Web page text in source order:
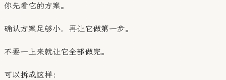
你先看它的方案。
确认方案足够小，再让它做第一步。
不要一上来就让它全部做完。
可以拆成这样：